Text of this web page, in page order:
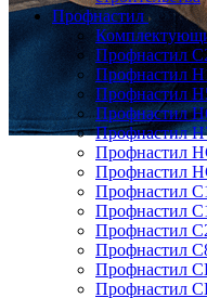
Профнастил
Профнастил
Профнастил
Профнастил
Профнастил
Профнастил
Профнастил
Профнастил
Профнастил
Профнастил
Профнастил
Профнастил
Профнастил
Профнастил